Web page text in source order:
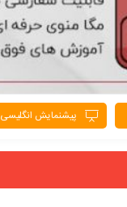
پیشنمایش انگلیسی